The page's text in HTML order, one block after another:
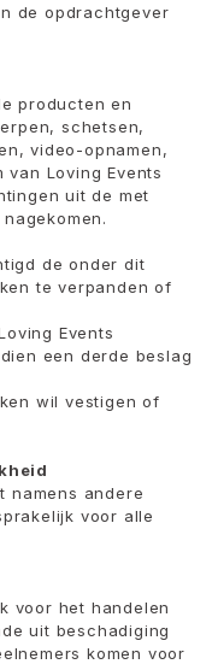
de opdrachtgever
producten en
schetsen,
video-opnamen,
Loving Events
uit de met
de onder dit
te verpanden of
Events
een derde beslag
wil vestigen of
namens andere
voor alle
voor het handelen
uit beschadiging
komen voor